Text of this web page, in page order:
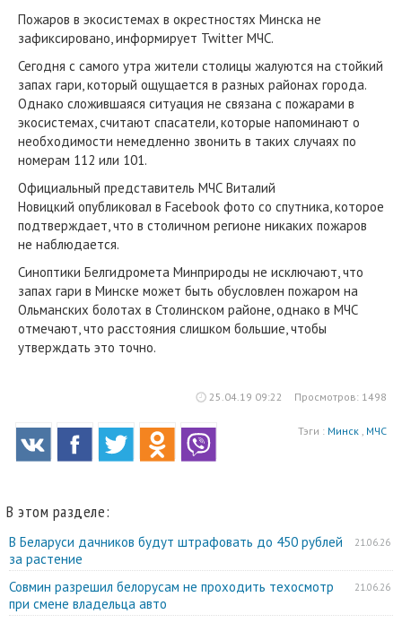
Пожаров в экосистемах в окрестностях Минска не
зафиксировано, информирует Twitter МЧС.
Сегодня с самого утра жители столицы жалуются на стойкий
запах гари, который ощущается в разных районах города.
Однако сложившаяся ситуация не связана с пожарами в
экосистемах, считают спасатели, которые напоминают о
необходимости немедленно звонить в таких случаях по
номерам 112 или 101.
Официальный представитель МЧС Виталий
Новицкий опубликовал в Facebook фото со спутника, которое
подтверждает, что в столичном регионе никаких пожаров
не наблюдается.
Синоптики Белгидромета Минприроды не исключают, что
запах гари в Минске может быть обусловлен пожаром на
Ольманских болотах в Столинском районе, однако в МЧС
отмечают, что расстояния слишком большие, чтобы
утверждать это точно.
25.04.19 09:22 Просмотров: 1498
Тэги : Минск МЧС
В этом разделе:
21.06.26
В Беларуси дачников будут штрафовать до 450 рублей
за растение
21.06.26
Совмин разрешил белорусам не проходить техосмотр
при смене владельца авто